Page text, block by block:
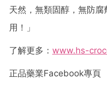
天然，無類固醇，無防
用！」
了解更多： www.hs-
正品藥業Facebook專頁